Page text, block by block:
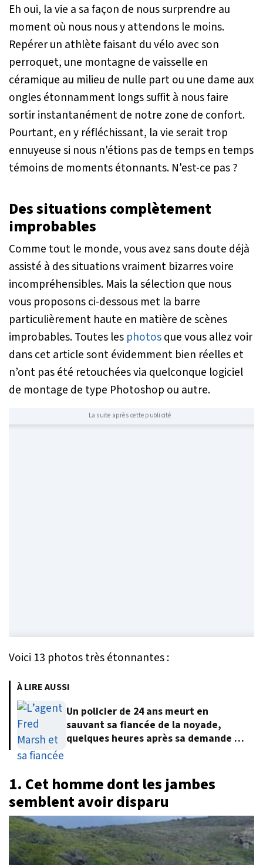
Eh oui, la vie a sa façon de nous surprendre au
moment où nous nous y attendons le moins.
Repérer un athlète faisant du vélo avec son
perroquet, une montagne de vaisselle en
céramique au milieu de nulle part ou une dame aux
ongles étonnamment longs suffit à nous faire
sortir instantanément de notre zone de confort.
Pourtant, en y réfléchissant, la vie serait trop
ennuyeuse si nous n'étions pas de temps en temps
témoins de moments étonnants. N'est-ce pas ?
Des situations complètement
improbables
Comme tout le monde, vous avez sans doute déjà
assisté à des situations vraiment bizarres voire
incompréhensibles. Mais la sélection que nous
vous proposons ci-dessous met la barre
particulièrement haute en matière de scènes
improbables. Toutes les photosque vous allez voir
dans cet article sont évidemment bien réelles et
n’ont pas été retouchées via quelconque logiciel
de montage de type Photoshop ou autre.
La suite après cette publicité
Voici 13 photos très étonnantes :
À LIRE AUSSI
Un policier de 24 ans meurt en
sauvant sa fiancée de la noyade,
quelques heures après sa demande en
1. Cet homme dont les jambes
semblent avoir disparu